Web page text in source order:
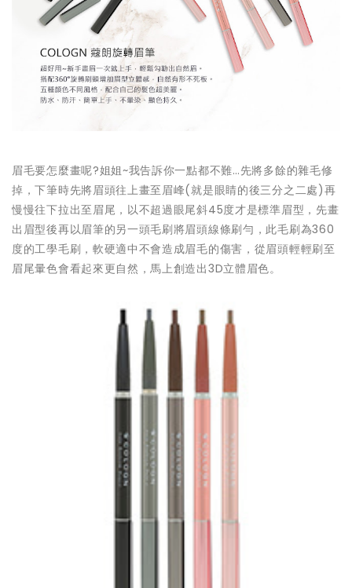
眉毛要怎麼畫呢?姐姐~我告訴你一點都不難…先將多餘的雜毛修
掉，下筆時先將眉頭往上畫至眉峰(就是眼睛的後三分之二處)再
慢慢往下拉出至眉尾，以不超過眼尾斜45度才是標準眉型，先畫
出眉型後再以眉筆的另一頭毛刷將眉頭線條刷勻，此毛刷為360
度的工學毛刷，軟硬適中不會造成眉毛的傷害，從眉頭輕輕刷至
眉尾暈色會看起來更自然，馬上創造出3D立體眉色。